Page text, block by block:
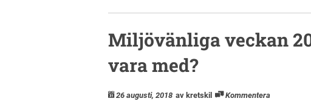
Miljövänliga veckan
vara med?
26 augusti, 2018 av kretskil Kommentera